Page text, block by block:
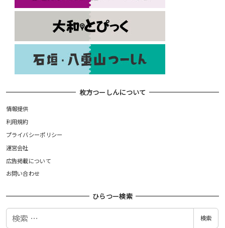
枚方つーしんについて
情報提供
利用規約
プライバシーポリシー
運営会社
広告掲載について
お問い合わせ
ひらつー検索
検
検索